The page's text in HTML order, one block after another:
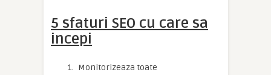
5 sfaturi SEO cu care sa
incepi
Monitorizeaza toate